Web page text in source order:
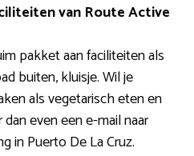
van Route Active
pakket aan faciliteiten als
buiten, kluisje. Wil je
als vegetarisch eten en
even een e-mail naar
in Puerto De La Cruz.